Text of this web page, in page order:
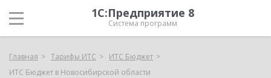
1С:Предприятие 8
Система программ
Главная Тарифы ИТС
ИТС Бюджет
ИТС Бюджет в Новосибирской области